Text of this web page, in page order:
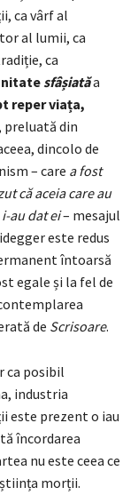
ca vârf al
al lumii, ca
ca
sfâșiatăa
reper viața,
preluată din
dincolo de
– care a fost
că aceia care au
au dat ei– mesajul
este redus
întoarsă
egale și la fel de
de Scrisoare.
ca posibil
industria
este prezent o iau
încordarea
nu este ceea ce
morții.